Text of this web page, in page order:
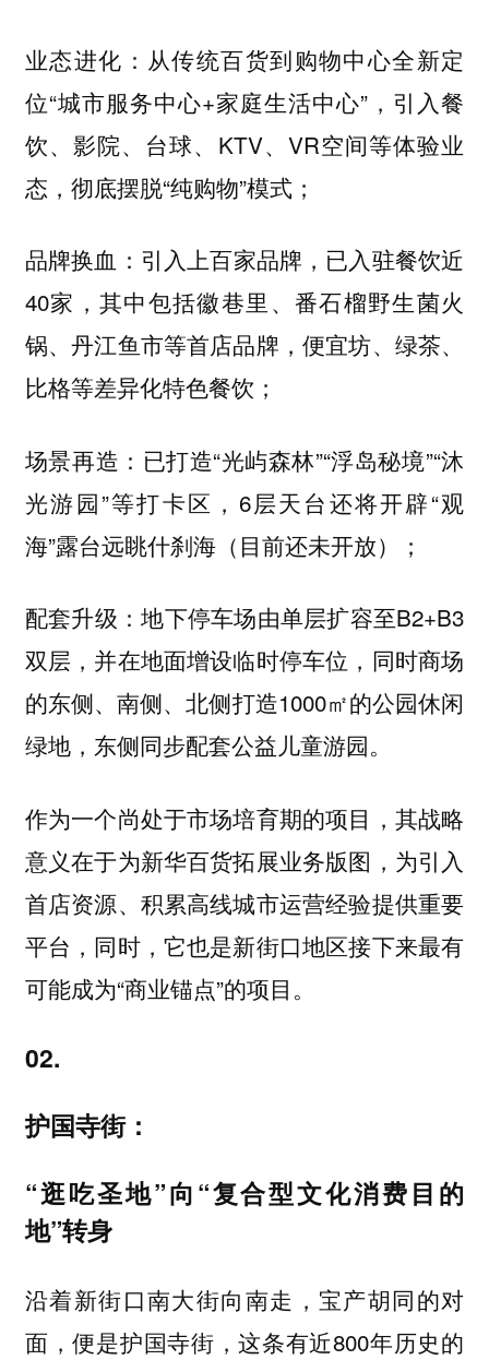
业态进化： 从传统百货到购物中心全新定
位“城市服务中心+家庭生活中心”，引入餐
饮、影院、台球、KTV、VR空间等体验业
态，彻底摆脱“纯购物”模式；
品牌换血： 引入上百家品牌，已入驻餐饮近
40家，其中包括徽巷里、番石榴野生菌火
锅、丹江鱼市等首店品牌，便宜坊、绿茶、
比格等差异化特色餐饮；
场景再造： 已打造“光屿森林”“浮岛秘境”“沐
光游园”等打卡区，6层天台还将开辟“观
海”露台远眺什刹海（目前还未开放）；
配套升级：地下停车场由单层扩容至B2+B3
双层，并在地面增设临时停车位，同时商场
的东侧、南侧、北侧打造1000㎡的公园休闲
绿地，东侧同步配套公益儿童游园。
作为一个尚处于市场培育期的项目，其战略
意义在于为新华百货拓展业务版图，为引入
首店资源、积累高线城市运营经验提供重要
平台，同时，它也是新街口地区接下来最有
可能成为“商业锚点”的项目。
02.
护国寺街：
“逛吃圣地”向“复合型文化消费目的
地”转身
沿着新街口南大街向南走，宝产胡同的对
面，便是护国寺街 ，这条有近800年历史的